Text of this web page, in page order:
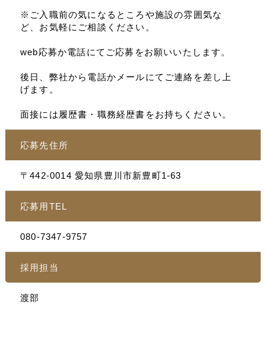
※ご入職前の気になるところや施設の雰囲気な
ど、お気軽にご相談ください。
web応募か電話にてご応募をお願いいたします。
後日、弊社から電話かメールにてご連絡を差し上
げます。
面接には履歴書・職務経歴書をお持ちください。
応募先住所
〒442-0014 愛知県豊川市新豊町1-63
応募用TEL
080-7347-9757
採用担当
渡部